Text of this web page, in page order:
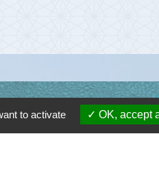
to activate OK, accept